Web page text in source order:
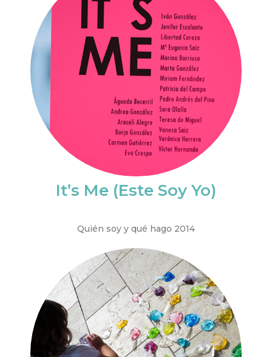
It’s Me (Este Soy Yo)
Quién soy y qué hago 2014